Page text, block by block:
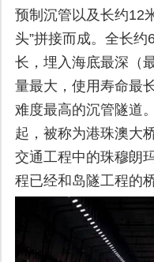
预制沉管以及长约12
头”拼接而成。全长
长，埋入海底最深（
量最大，使用寿命最
难度最高的沉管隧道
起，被称为港珠澳大
交通工程中的珠穆朗
程已经和岛隧工程的